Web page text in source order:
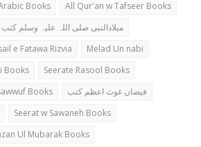
Books
All Qur'an w Tafseer Books
میلادالنبی صلی اللہ علیہ وسلم کتب
e Fatawa Rizvia
Melad Un nabi
Books
Seerate Rasool Books
Books
فیضان غوث اعظم کتب
Seerat w Sawaneh Books
Ul Mubarak Books